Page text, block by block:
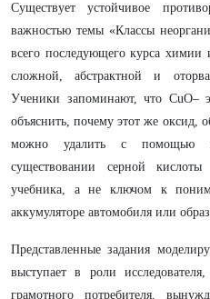
Существует устойчивое
важностью темы «Классы
всего последующего курса
сложной, абстрактной и
Ученики запоминают, что
объяснить, почему этот же оксид,
можно удалить с помощью
существовании серной
учебника, а не ключом к
аккумуляторе автомобиля или
Представленные задания
выступает в роли
грамотного потребителя,